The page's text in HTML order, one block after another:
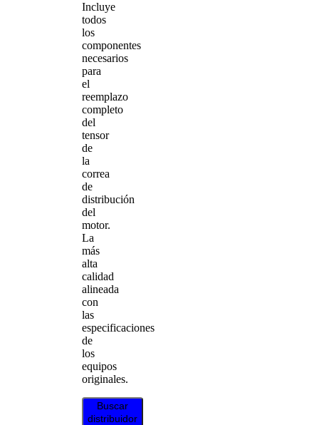
Incluye
todos
los
componentes
necesarios
para
el
reemplazo
completo
del
tensor
de
la
correa
de
distribución
del
motor.
La
más
alta
calidad
alineada
con
las
especificaciones
de
los
equipos
originales.
Buscar
distribuidor